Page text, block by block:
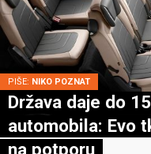
PIŠE: NIKO POZNAT
Država daje do
automobila: Evo
na potporu